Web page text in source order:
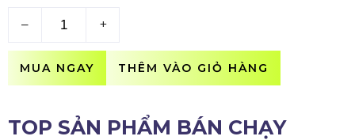
– +
MUA NGAY THÊM VÀO GIỎ HÀNG
TOP SẢN PHẨM BÁN CHẠY